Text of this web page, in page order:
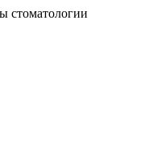
стоматологии